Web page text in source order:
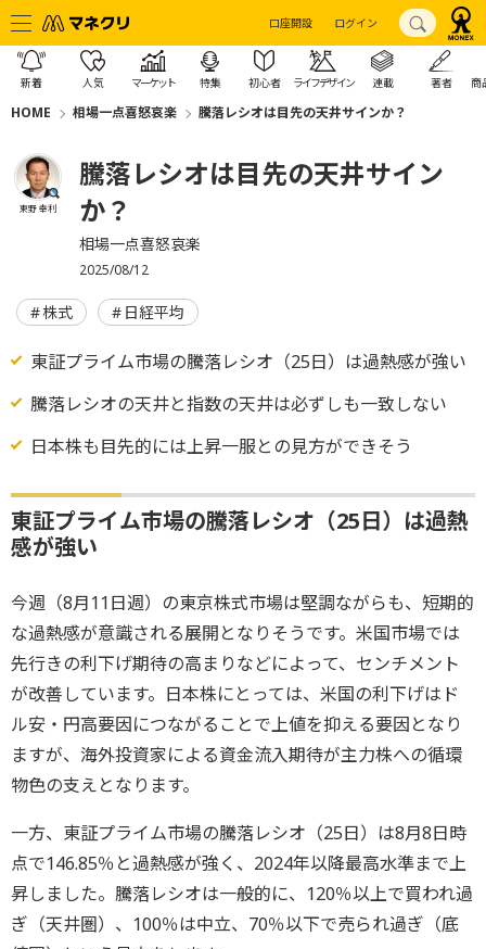
口座開設 ログイン
新着 人気 マーケット 特集 初心者 ライフデザイン 連載 著者 商
HOME 相場一点喜怒哀楽 騰落レシオは目先の天井サインか？
東野 幸利
騰落レシオは目先の天井サイン
か？
相場一点喜怒哀楽
2025/08/12
株式 日経平均
東証プライム市場の騰落レシオ（25日）は過熱感が強い
騰落レシオの天井と指数の天井は必ずしも一致しない
日本株も目先的には上昇一服との見方ができそう
東証プライム市場の騰落レシオ（25日）は過熱
感が強い
今週（8月11日週）の東京株式市場は堅調ながらも、短期的
な過熱感が意識される展開となりそうです。米国市場では
先行きの利下げ期待の高まりなどによって、センチメント
が改善しています。日本株にとっては、米国の利下げはド
ル安・円高要因につながることで上値を抑える要因となり
ますが、海外投資家による資金流入期待が主力株への循環
物色の支えとなります。
一方、東証プライム市場の騰落レシオ（25日）は8月8日時
点で146.85％と過熱感が強く、2024年以降最高水準まで上
昇しました。騰落レシオは一般的に、120％以上で買われ過
ぎ（天井圏）、100％は中立、70％以下で売られ過ぎ（底